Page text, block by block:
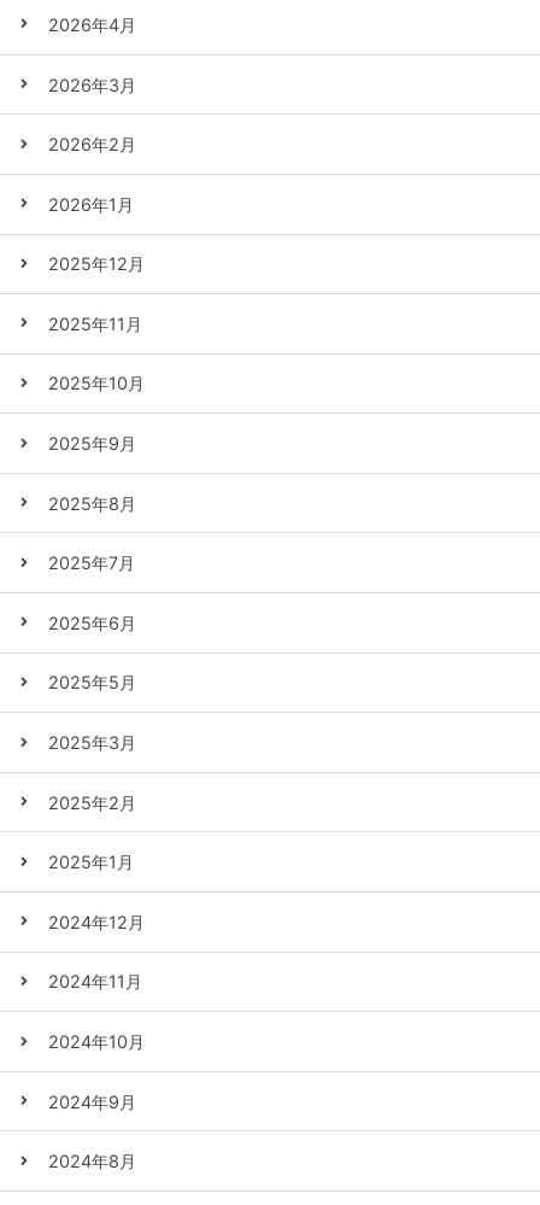
2026年4月
2026年3月
2026年2月
2026年1月
2025年12月
2025年11月
2025年10月
2025年9月
2025年8月
2025年7月
2025年6月
2025年5月
2025年3月
2025年2月
2025年1月
2024年12月
2024年11月
2024年10月
2024年9月
2024年8月